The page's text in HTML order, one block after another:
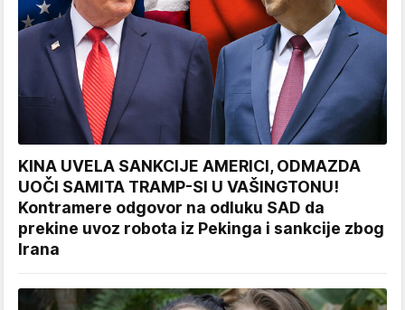
KINA UVELA SANKCIJE AMERICI, ODMAZDA
UOČI SAMITA TRAMP-SI U VAŠINGTONU!
Kontramere odgovor na odluku SAD da
prekine uvoz robota iz Pekinga i sankcije zbog
Irana